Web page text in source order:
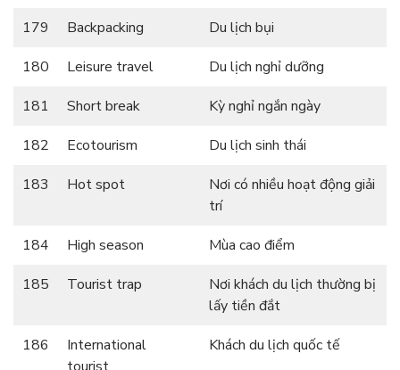
179 Backpacking
Du lịch bụi
180
Leisure travel
Du lịch nghỉ dưỡng
181
Short break
Kỳ nghỉ ngắn ngày
182
Ecotourism
Du lịch sinh thái
183
Hot spot
Nơi có nhiều hoạt động giải
trí
184
High season
Mùa cao điểm
185
Tourist trap
Nơi khách du lịch thường bị
lấy tiền đắt
186
International
Khách du lịch quốc tế